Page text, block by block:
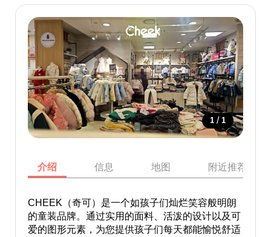
1 / 1
介绍 信息 地图 附近推荐景点
CHEEK（奇可）是一个如孩子们灿烂笑容般明朗
的童装品牌。通过实用的面料、活泼的设计以及可
爱的图形元素，为您提供孩子们每天都能愉悦舒适